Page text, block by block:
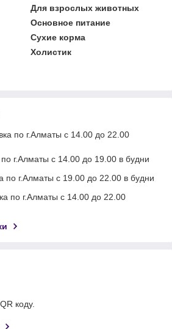
Для взрослых животных
Основное питание
Сухие корма
Холистик
по г.Алматы с 14.00 до 22.00
г.Алматы с 14.00 до 19.00 в будни
по г.Алматы с 19.00 до 22.00 в будни
по г.Алматы с 14.00 до 22.00
коду.